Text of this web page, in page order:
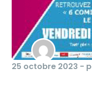
25 octobre 2023 -